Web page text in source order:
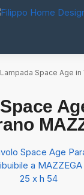
Lampada Space Age in